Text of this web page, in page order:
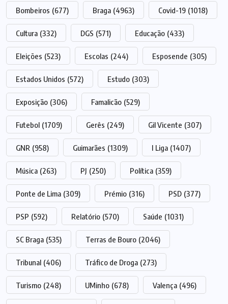
Bombeiros (677) Braga (4963) Covid-19 (1018)
Cultura (332) DGS (571) Educação (433)
Eleições (523) Escolas (244) Esposende (305)
Estados Unidos (572) Estudo (303)
Exposição (306) Famalicão (529)
Futebol (1709) Gerês (249) Gil Vicente (307)
GNR (958) Guimarães (1309) I Liga (1407)
Música (263) PJ (250) Política (359)
Ponte de Lima (309) Prémio (316) PSD (377)
PSP (592) Relatório (570) Saúde (1031)
SC Braga (535) Terras de Bouro (2046)
Tribunal (406) Tráfico de Droga (273)
Turismo (248) UMinho (678) Valença (496)